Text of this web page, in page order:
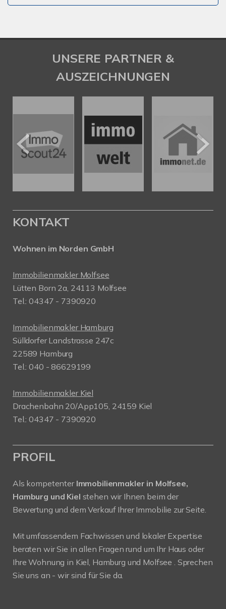
UNSERE PARTNER &
AUSZEICHNUNGEN
KONTAKT
Wohnen im Norden GmbH
Immobilienmakler Molfsee
Lütten Born 2a, 24113 Molfsee
Tel.: 04347 - 7390920
Immobilienmakler Hamburg
Sülldorfer Landstrasse 247c
22589 Hamburg
Tel.: 040 - 86629199
Immobilienmakler Kiel
Drachenbahn 20/App105, 24159 Kiel
Tel.: 04347 - 7390920
PROFIL
Als kompetenter Immobilienmakler in Molfsee,
Hamburg und Kiel stehen wir Ihnen beim der
Bewertung und dem Verkauf Ihrer Immobilie zur Seite.
Mit umfassendem Fachwissen und lokaler Expertise
beraten wir Sie in allen Fragen rund um Ihr Haus oder
Ihre Wohnung in Kiel, Hamburg und Molfsee . Sprechen
Sie uns an - wir sind für Sie da.